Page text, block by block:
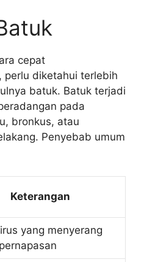
cepat
perlu diketahui terlebih
batuk. Batuk terjadi
pada
bronkus, atau
Penyebab umum
Keterangan
yang menyerang